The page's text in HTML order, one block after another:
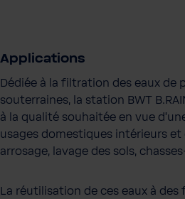
Applications
Dédiée à la filtration des eaux de
souterraines, la station BWT
à la qualité souhaitée en vue
usages domestiques intérieurs et
arrosage, lavage des sols,
La réutilisation de ces eaux à